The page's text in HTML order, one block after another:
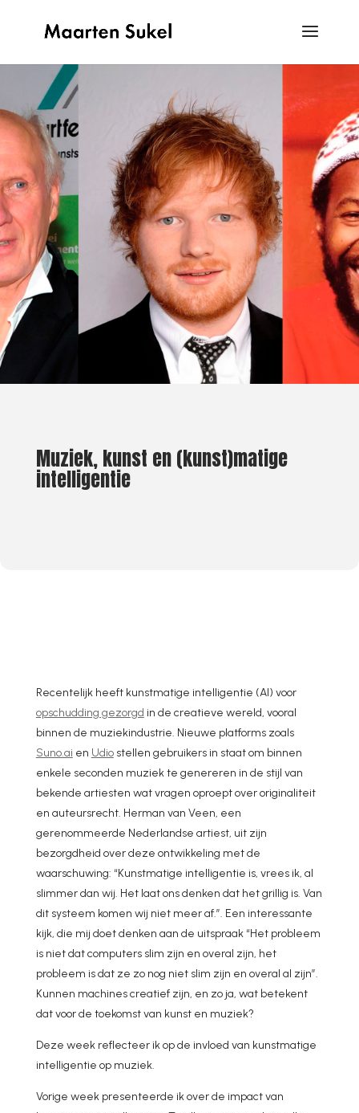
Muziek, kunst en (kunst)matige
intelligentie
Recentelijk heeft kunstmatige intelligentie (AI) voor
opschudding gezorgd in de creatieve wereld, vooral
binnen de muziekindustrie. Nieuwe platforms zoals
Suno.ai en Udiostellen gebruikers in staat om binnen
enkele seconden muziek te genereren in de stijl van
bekende artiesten wat vragen oproept over originaliteit
en auteursrecht. Herman van Veen, een
gerenommeerde Nederlandse artiest, uit zijn
bezorgdheid over deze ontwikkeling met de
waarschuwing: “Kunstmatige intelligentie is, vrees ik, al
slimmer dan wij. Het laat ons denken dat het grillig is. Van
dit systeem komen wij niet meer af.”. Een interessante
kijk, die mij doet denken aan de uitspraak “Het probleem
is niet dat computers slim zijn en overal zijn, het
probleem is dat ze zo nog niet slim zijn en overal al zijn”.
Kunnen machines creatief zijn, en zo ja, wat betekent
dat voor de toekomst van kunst en muziek?
Deze week reflecteer ik op de invloed van kunstmatige
intelligentie op muziek.
Vorige week presenteerde ik over de impact van